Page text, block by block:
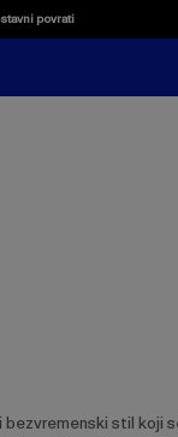
povrati
stil koji